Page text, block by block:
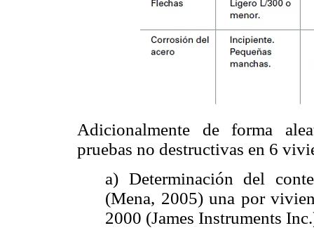
Adicionalmente de forma
pruebas no destructivas en 6
a) Determinación del
(Mena, 2005) una por
2000 (James Instruments